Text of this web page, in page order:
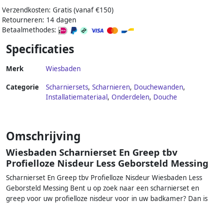
Verzendkosten: Gratis (vanaf €150)
Retourneren: 14 dagen
Betaalmethodes:
Specificaties
Merk Wiesbaden
Categorie Scharniersets, Scharnieren, Douchewanden,
Installatiemateriaal, Onderdelen, Douche
Omschrijving
Wiesbaden Scharnierset En Greep tbv
Profielloze Nisdeur Less Geborsteld Messing
Scharnierset En Greep tbv Profielloze Nisdeur Wiesbaden Less
Geborsteld Messing Bent u op zoek naar een scharnierset en
greep voor uw profielloze nisdeur voor in uw badkamer? Dan is